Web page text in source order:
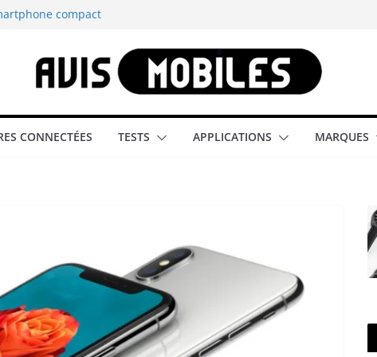
compact
tous les
smartphone
CONNECTÉES TESTS APPLICATIONS MARQUES